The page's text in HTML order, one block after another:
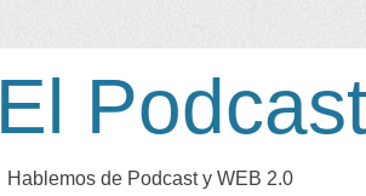
El
Hablemos de Podcast y WEB 2.0